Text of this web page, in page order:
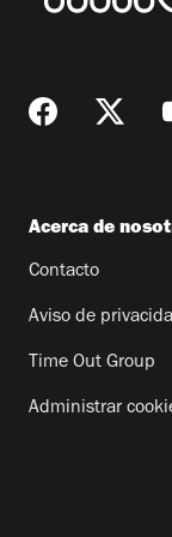
Acerca de
Contacto
Aviso de
Time Out Group
Administrar